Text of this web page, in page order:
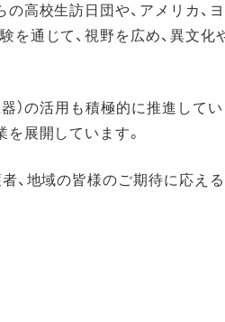
の高校生訪日団や、アメリカ
を通じて、視野を広め、異文
）の活用も積極的に推進して
を展開しています。
、地域の皆様のご期待に応え